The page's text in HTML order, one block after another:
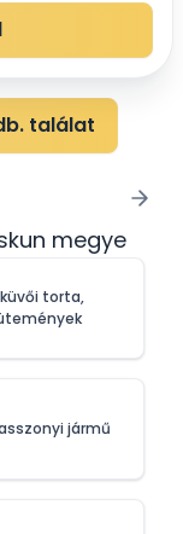
találat
megye
torta,
jármű